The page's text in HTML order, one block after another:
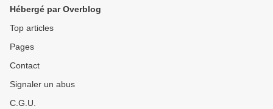
Hébergé par Overblog
Top articles
Pages
Contact
Signaler un abus
C.G.U.